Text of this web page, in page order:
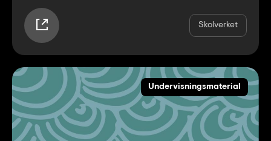
Skolverket
Undervisningsmaterial